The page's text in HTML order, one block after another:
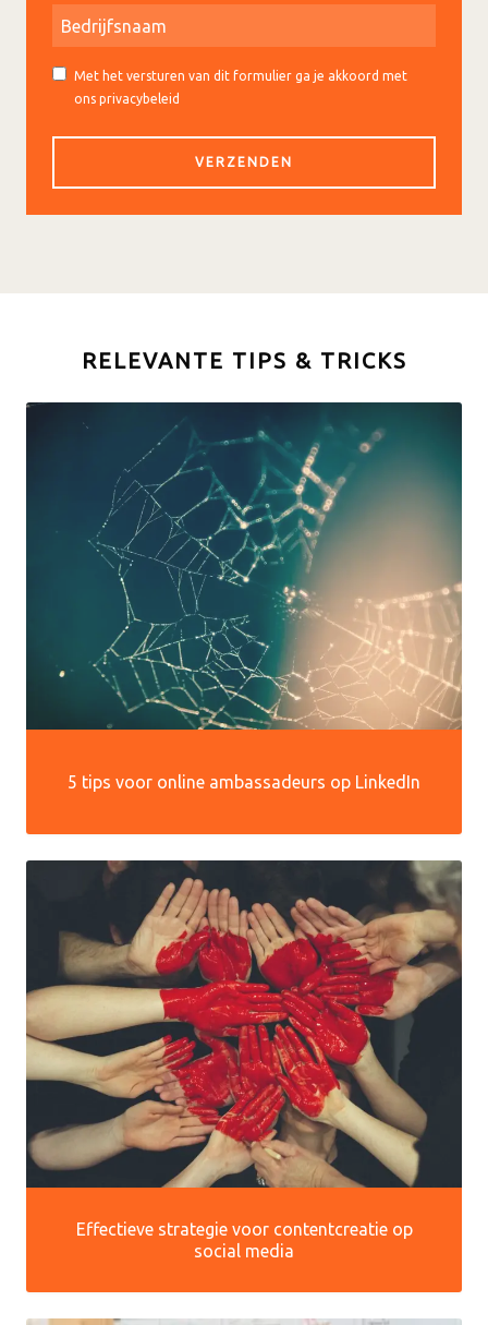
Met het versturen van dit formulier ga je akkoord met
ons privacybeleid
RELEVANTE TIPS & TRICKS
5 tips voor online ambassadeurs op LinkedIn
Effectieve strategie voor contentcreatie op
social media